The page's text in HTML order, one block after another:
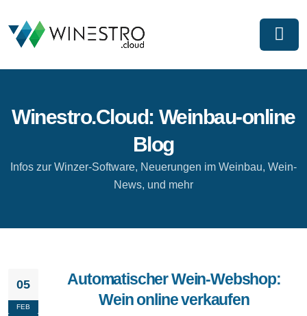
Winestro.Cloud: Weinbau-online
Blog
Infos zur Winzer-Software, Neuerungen im Weinbau, Wein-
News, und mehr
05
FEB
Automatischer Wein-Webshop:
Wein online verkaufen